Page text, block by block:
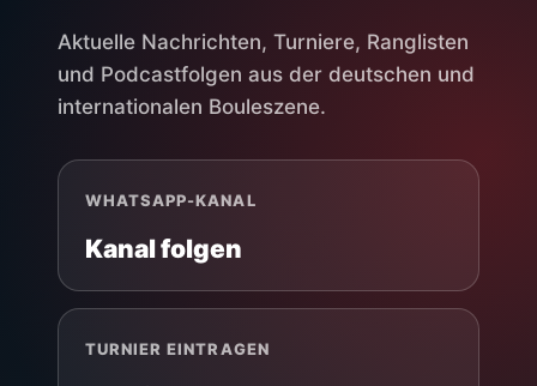
Aktuelle Nachrichten, Turniere, Ranglisten
und Podcastfolgen aus der deutschen und
internationalen Bouleszene.
WHATSAPP-KANAL
Kanal folgen
TURNIER EINTRAGEN